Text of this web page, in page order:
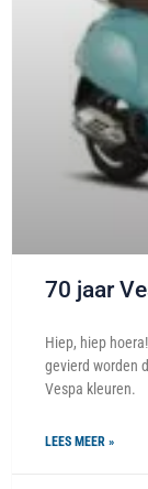
70 jaar
Hiep, hiep
gevierd worden
Vespa kleuren.
LEES MEER »